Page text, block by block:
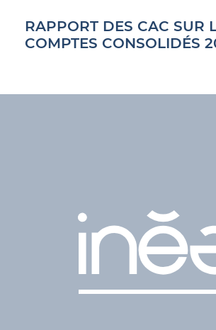
RAPPORT DES CAC SUR
COMPTES CONSOLIDÉS